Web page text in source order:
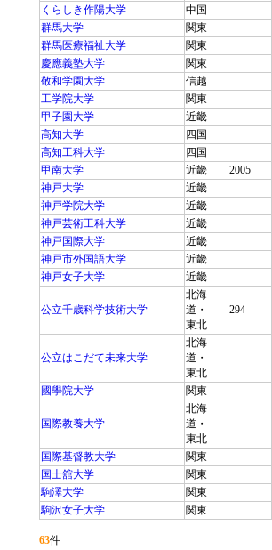
くらしき作陽大学
中国
群馬大学
関東
群馬医療福祉大学
関東
慶應義塾大学
関東
敬和学園大学
信越
工学院大学
関東
甲子園大学
近畿
高知大学
四国
高知工科大学
四国
甲南大学
近畿 2005
神戸大学
近畿
神戸学院大学
近畿
神戸芸術工科大学
近畿
神戸国際大学
近畿
神戸市外国語大学
近畿
神戸女子大学
近畿
公立千歳科学技術大学
北海
道・
東北
294
公立はこだて未来大学
北海
道・
東北
國學院大学
関東
国際教養大学
北海
道・
東北
国際基督教大学
関東
国士舘大学
関東
駒澤大学
関東
駒沢女子大学
関東
63件